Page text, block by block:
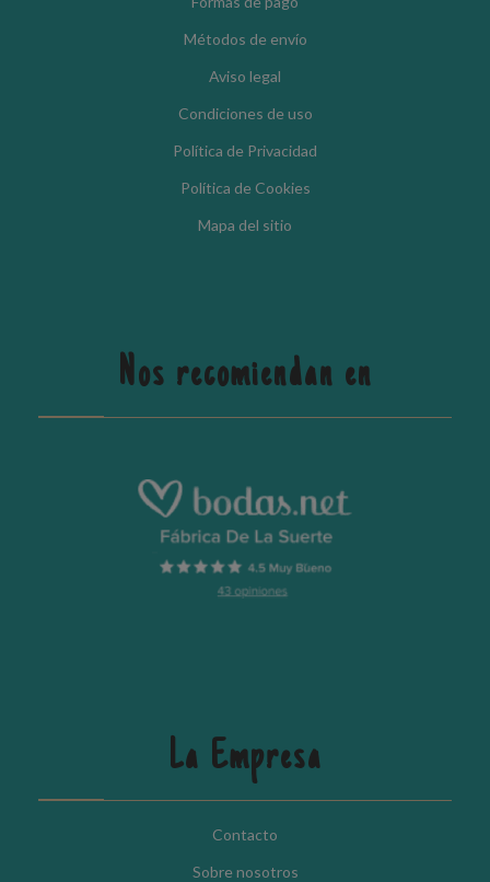
Métodos de envío
Aviso legal
Condiciones de uso
Política de Privacidad
Política de Cookies
Mapa del sitio
Nos recomiendan en
La Empresa
Contacto
Sobre nosotros